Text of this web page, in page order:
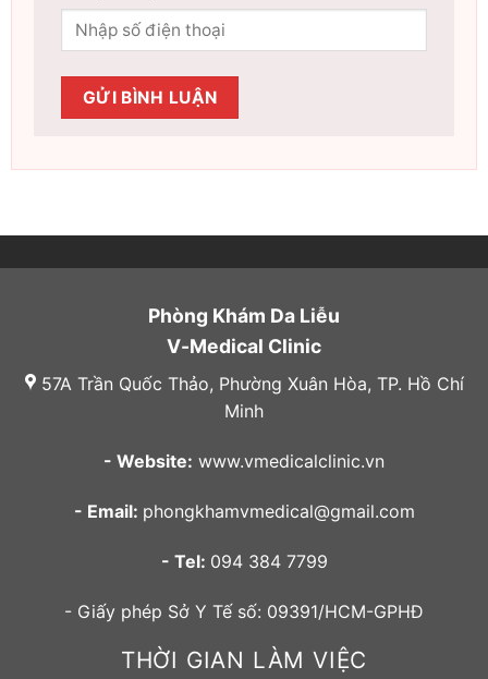
Phòng Khám Da Liễu
V-Medical Clinic
57A Trần Quốc Thảo, Phường Xuân Hòa, TP. Hồ Chí
Minh
- Website: www.vmedicalclinic.vn
- Email: phongkhamvmedical@gmail.com
- Tel: 094 384 7799
- Giấy phép Sở Y Tế số: 09391/HCM-GPHĐ
THỜI GIAN LÀM VIỆC